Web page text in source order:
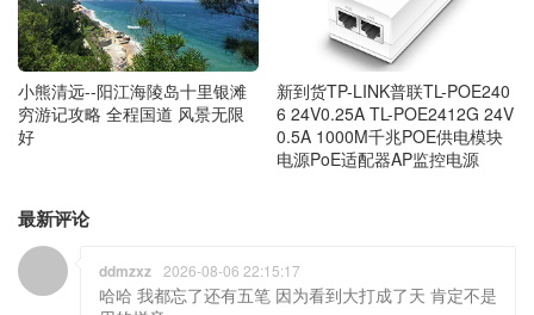
小熊清远--阳江海陵岛十里银滩
穷游记攻略 全程国道 风景无限
好
新到货TP-LINK普联TL-POE240
6 24V0.25A TL-POE2412G 24V
0.5A 1000M千兆POE供电模块
电源PoE适配器AP监控电源
最新评论
ddmzxz 2026-08-06 22:15:17
哈哈 我都忘了还有五笔 因为看到大打成了天 肯定不是